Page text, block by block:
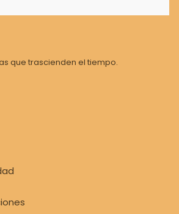
que trascienden el tiempo.